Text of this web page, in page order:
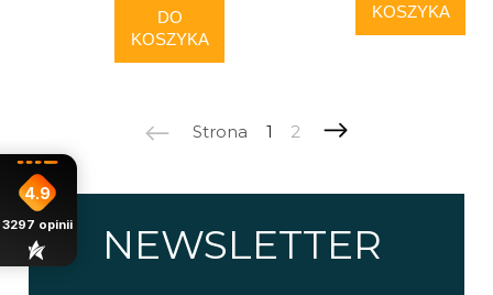
DO
KOSZYKA
KOSZYKA
Strona 1 2
NEWSLETTER
4.9
3297 opinii